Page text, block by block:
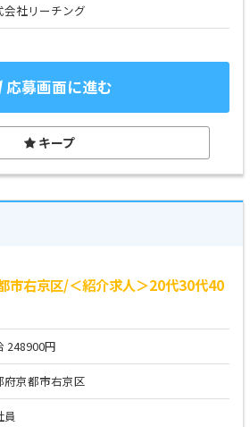
会社リーチング
応募画面に進む
キープ
市右京区/＜紹介求人＞20代30代40
248900円
府京都市右京区
員